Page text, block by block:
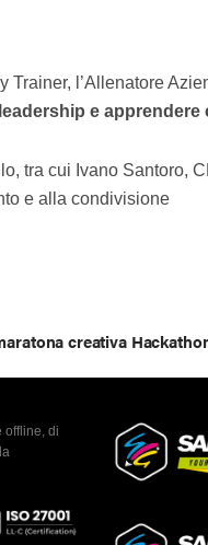
Trainer, l’Allenatore
e
tra cui Ivano Santoro,
e alla condivisione
offline, di